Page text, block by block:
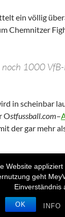
Website
geht
Einverständnis
OK INFO
ein völlig
Chemnitzer
1000
in scheinbar
Ostfussball.com–
der gar mehr
viele von
heit Nacht.
über den
–